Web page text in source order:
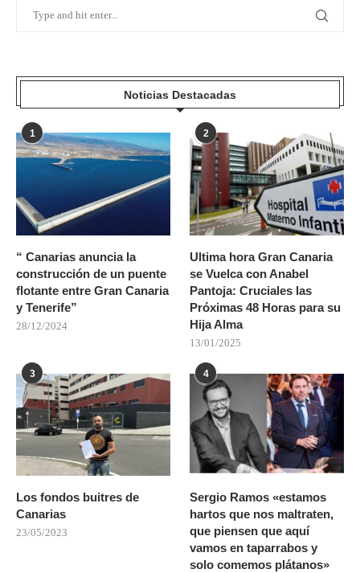
Noticias Destacadas
1
“ Canarias anuncia la
construcción de un puente
flotante entre Gran Canaria
y Tenerife”
28/12/2024
2
Ultima hora Gran Canaria
se Vuelca con Anabel
Pantoja: Cruciales las
Próximas 48 Horas para su
Hija Alma
13/01/2025
3
Los fondos buitres de
Canarias
23/05/2023
4
Sergio Ramos «estamos
hartos que nos maltraten,
que piensen que aquí
vamos en taparrabos y
solo comemos plátanos»